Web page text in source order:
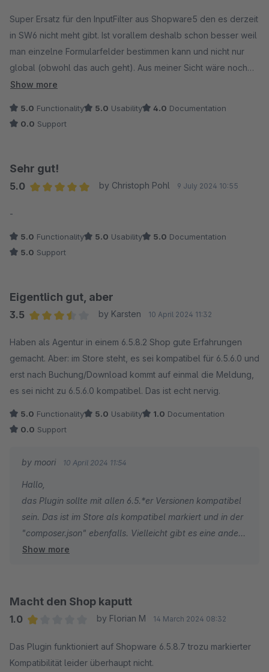
Super Ersatz für den InputFilter aus Shopware5 den es derzeit
in SW6 nicht meht gibt. Ist vorallem deshalb schon besser weil
man einzelne Formularfelder bestimmen kann und nicht nur
global (obwohl das auch geht). Aus meiner Sicht wäre noch
die Verbesserung der gleichbehandlung Groß- und
Support, antwortet zeitnah und kompetent.
Show more
5.0 Functionality 5.0 Usability 4.0 Documentation
0.0 Support
Sehr gut!
5.0
by Christoph Pohl 9 July 2024 10:55
-
5.0 Functionality 5.0 Usability 5.0 Documentation
5.0 Support
Eigentlich gut, aber
3.5
by Karsten 10 April 2024 11:32
Haben als Agentur in einem 6.5.8.2 Shop gute Erfahrungen
gemacht. Aber: im Store steht, es sei kompatibel für 6.5.6.0 und
erst nach Buchung/Download kommt auf einmal die Meldung,
es sei nicht zu 6.5.6.0 kompatibel. Das ist echt nervig.
5.0 Functionality 5.0 Usability 1.0 Documentation
0.0 Support
by moori 10 April 2024 11:54
Hallo,
das Plugin sollte mit allen 6.5.*er Versionen kompatibel
sein. Das ist im Store als kompatibel markiert und in der
"composer.json" ebenfalls. Vielleicht gibt es eine andere
Ursache für die Fehlermeldung? Es gibt jedenfalls auch
https://docs.moori.net/plugin/#fehlermeldungen-und-
wie-sie-behoben-werden-konnen
VG
Philipp Georg
Show more
Macht den Shop kaputt
1.0
by Florian M 14 March 2024 08:32
Das Plugin funktioniert auf Shopware 6.5.8.7 trozu markierter
Kompatibilität leider überhaupt nicht.